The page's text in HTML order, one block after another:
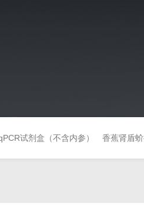
试剂盒（不含内参） 香蕉肾盾